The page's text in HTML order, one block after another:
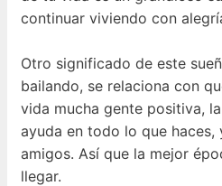
continuar viviendo con
Otro significado de este
bailando, se relaciona con
vida mucha gente positiva,
ayuda en todo lo que haces,
amigos. Así que la mejor
llegar.